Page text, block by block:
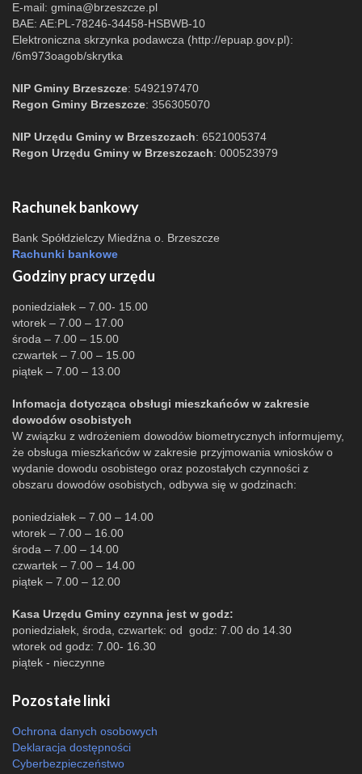
E-mail: gmina@brzeszcze.pl
BAE: AE:PL-78246-34458-HSBWB-10
Elektroniczna skrzynka podawcza (http://epuap.gov.pl):
/6m973oagob/skrytka
NIP Gminy Brzeszcze: 5492197470
Regon Gminy Brzeszcze: 356305070
NIP Urzędu Gminy w Brzeszczach: 6521005374
Regon Urzędu Gminy w Brzeszczach: 000523979
Rachunek bankowy
Bank Spółdzielczy Miedźna o. Brzeszcze
Rachunki bankowe
Godziny pracy urzędu
poniedziałek – 7.00- 15.00
wtorek – 7.00 – 17.00
środa – 7.00 – 15.00
czwartek – 7.00 – 15.00
piątek – 7.00 – 13.00
Infomacja dotycząca obsługi mieszkańców w zakresie
dowodów osobistych
W związku z wdrożeniem dowodów biometrycznych informujemy,
że obsługa mieszkańców w zakresie przyjmowania wniosków o
wydanie dowodu osobistego oraz pozostałych czynności z
obszaru dowodów osobistych, odbywa się w godzinach:
poniedziałek – 7.00 – 14.00
wtorek – 7.00 – 16.00
środa – 7.00 – 14.00
czwartek – 7.00 – 14.00
piątek – 7.00 – 12.00
Kasa Urzędu Gminy czynna jest w godz:
poniedziałek, środa, czwartek: od godz: 7.00 do 14.30
wtorek od godz: 7.00- 16.30
piątek - nieczynne
Pozostałe linki
Ochrona danych osobowych
Deklaracja dostępności
Cyberbezpieczeństwo